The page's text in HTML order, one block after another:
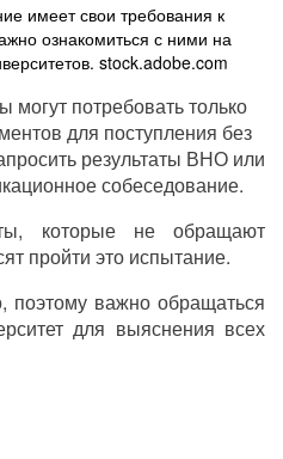
имеет свои требования к
ознакомиться с ними на
stock.adobe.com
могут потребовать только
для поступления без
результаты ВНО или
собеседование.
которые не обращают
пройти это испытание.
поэтому важно обращаться
для выяснения всех